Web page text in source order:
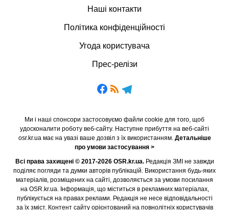
Наші контакти
Політика конфіденційності
Угода користувача
Прес-релізи
Ми і наші спонсори застосовуємо файли cookie для того, щоб
удосконалити роботу веб-сайту. Наступне прибуття на веб-сайті
osr.kr.ua має на увазі ваше дозвіл з їх використанням. Детальніше
про умови застосування >
Всі права захищені © 2017-2026 OSR.kr.ua.Редакція ЗМІ не завжди
поділяє погляди та думки авторів публікацій. Використання будь-яких
матеріалів, розміщених на сайті, дозволяється за умови посилання
на OSR.kr.ua. Інформація, що міститься в рекламних матеріалах,
публікується на правах реклами. Редакція не несе відповідальності
за їх зміст. Контент сайту орієнтований на повнолітніх користувачів